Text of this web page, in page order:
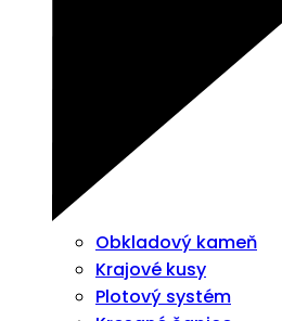
Obkladový kameň
Krajové kusy
Plotový systém